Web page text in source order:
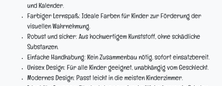
und Kalender.
Farbiger Lernspaß: Ideale Farben für Kinder zur Förderung der
visuellen Wahrnehmung.
Robust und sicher: Aus hochwertigem Kunststoff, ohne schädliche
Substanzen.
Einfache Handhabung: Kein Zusammenbau nötig, sofort einsatzbereit.
Unisex Design: Für alle Kinder geeignet, unabhängig vom Geschlecht.
Modernes Design: Passt leicht in die meisten Kinderzimmer.